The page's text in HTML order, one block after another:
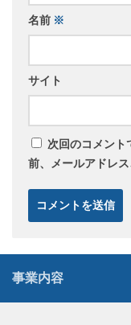
名前 ※
サイト
次回のコメント
前、メールアドレス
事業内容